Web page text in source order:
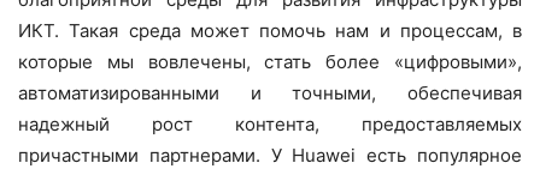
ИКТ. Такая среда может помочь нам и процессам, в
которые мы вовлечены, стать более «цифровыми»,
автоматизированными и точными, обеспечивая
надежный рост контента, предоставляемых
причастными партнерами. У Huawei есть популярное